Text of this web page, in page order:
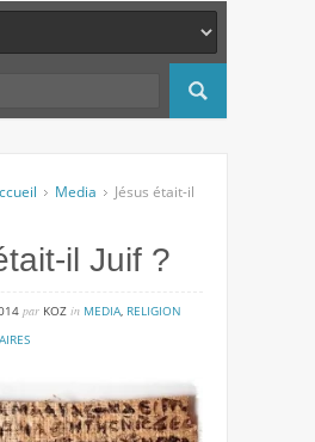
Media
Jésus était-il
il Juif ?
par KOZ in MEDIA RELIGION
sur
était-
il